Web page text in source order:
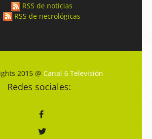
RSS de noticias
RSS de necrológicas
2015 @ Canal 6 Televisión
Redes sociales: